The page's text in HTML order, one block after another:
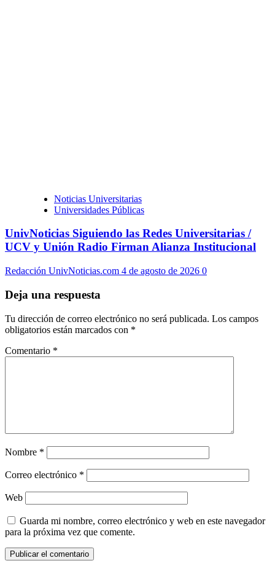
Noticias Universitarias
Universidades Públicas
UnivNoticias Siguiendo las Redes Universitarias /
UCV y Unión Radio Firman Alianza Institucional
Redacción UnivNoticias.com 4 de agosto de 2026 0
Deja una respuesta
Tu dirección de correo electrónico no será publicada. Los campos
obligatorios están marcados con *
Comentario *
Nombre *
Correo electrónico *
Web
Guarda mi nombre, correo electrónico y web en este navegador
para la próxima vez que comente.